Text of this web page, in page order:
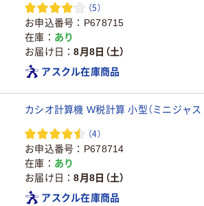
（5）
お申込番号
P678715
在庫
あり
お届け日
8月8日（土）
アスクル在庫商品
カシオ計算機 W税計算 小型（ミニジャ
（4）
お申込番号
P678714
在庫
あり
お届け日
8月8日（土）
アスクル在庫商品